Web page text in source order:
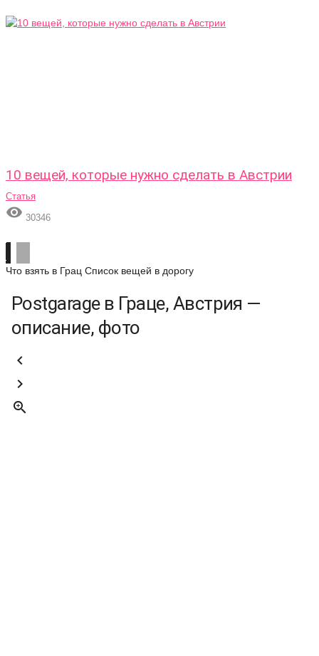
10 вещей, которые нужно сделать в Австрии
Статья
 30346
Что взять в Грац Список вещей в дорогу
Postgarage в Граце, Австрия —
описание, фото


